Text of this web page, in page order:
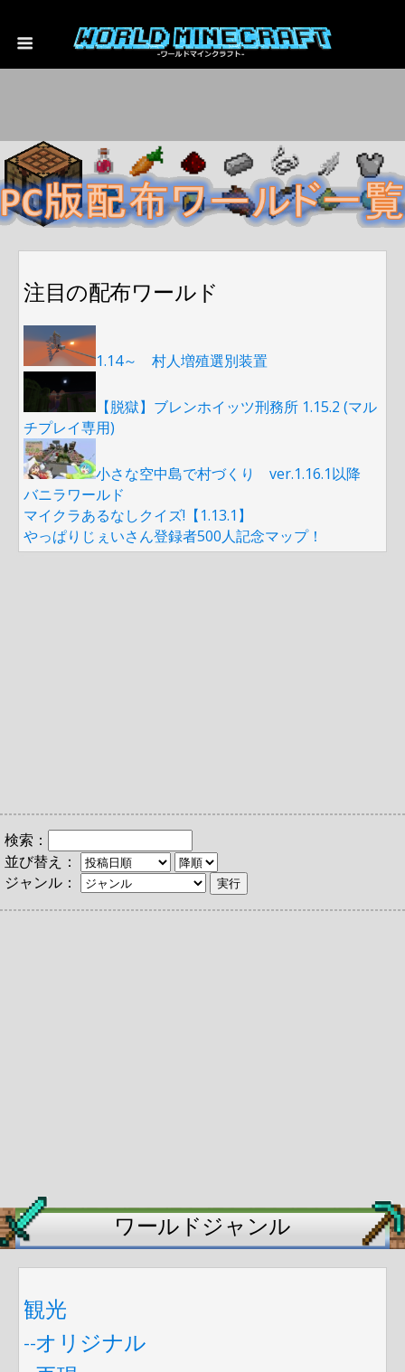
注目の配布ワールド
1.14～ 村人増殖選別装置
【脱獄】ブレンホイッツ刑務所 1.15.2 (マル
チプレイ専用)
小さな空中島で村づくり ver.1.16.1以降
バニラワールド
マイクラあるなしクイズ!【1.13.1】
やっぱりじぇいさん登録者500人記念マップ！
検索：
並び替え：
ジャンル：
ワールドジャンル
観光
--オリジナル